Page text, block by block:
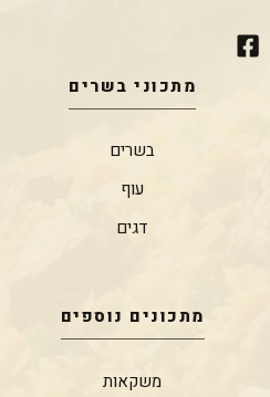
מתכוני בשרים
בשרים
עוף
דגים
מתכונים נוספים
משקאות